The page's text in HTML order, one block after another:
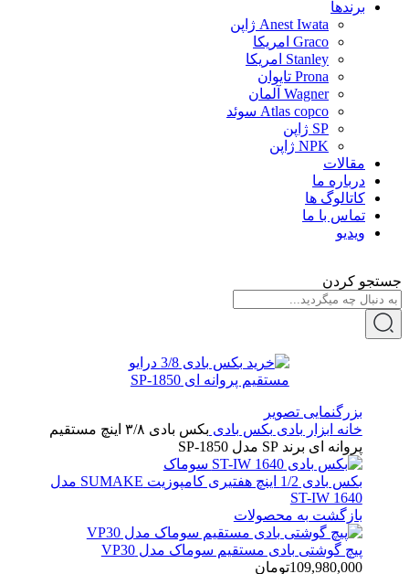
برندها
Anest Iwata ژاپن
Graco امریکا
Stanley امریکا
Prona تایوان
Wagner آلمان
Atlas copco سوئد
SP ژاپن
NPK ژاپن
مقالات
درباره ما
کاتالوگ ها
تماس با ما
ویدیو
جستجو کردن
بزرگنمایی تصویر
خانه ابزار بادی بکس بادی
بکس بادی ۳/۸ اینچ مستقیم
پروانه ای برند SP مدل SP-1850
بکس بادی 1/2 اینچ هفتیری کامپوزیت SUMAKE مدل
ST-IW 1640
بازگشت به محصولات
پیچ گوشتی بادی مستقیم سوماک مدل VP30
109,980,000تومان